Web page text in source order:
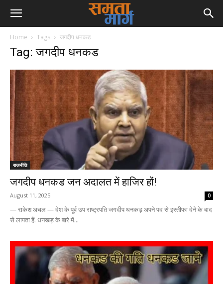
Home Tags जगदीप धनकड
Tag: जगदीप धनकड
राजनीति
जगदीप धनकड जन अदालत में हाजिर हों!
August 11, 2025 0
— राकेश अचल — देश के पूर्व उप राष्ट्रपति जगदीप धनकड़ अपने पद से इस्तीफा देने के बाद
से लापता हैं. धनखड़ के बारे में...